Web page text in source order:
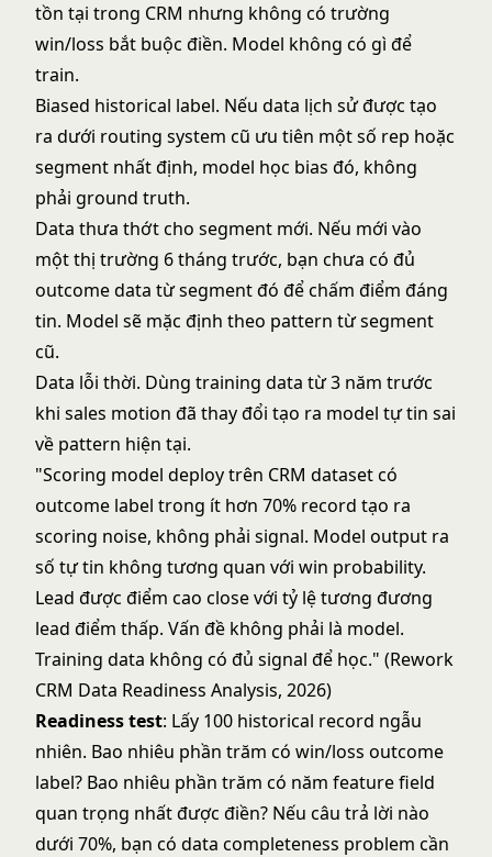
tồn tại trong CRM nhưng không có trường
win/loss bắt buộc điền. Model không có gì để
train.
Biased historical label. Nếu data lịch sử được tạo
ra dưới routing system cũ ưu tiên một số rep hoặc
segment nhất định, model học bias đó, không
phải ground truth.
Data thưa thớt cho segment mới. Nếu mới vào
một thị trường 6 tháng trước, bạn chưa có đủ
outcome data từ segment đó để chấm điểm đáng
tin. Model sẽ mặc định theo pattern từ segment
cũ.
Data lỗi thời. Dùng training data từ 3 năm trước
khi sales motion đã thay đổi tạo ra model tự tin sai
về pattern hiện tại.
"Scoring model deploy trên CRM dataset có
outcome label trong ít hơn 70% record tạo ra
scoring noise, không phải signal. Model output ra
số tự tin không tương quan với win probability.
Lead được điểm cao close với tỷ lệ tương đương
lead điểm thấp. Vấn đề không phải là model.
Training data không có đủ signal để học." (Rework
CRM Data Readiness Analysis, 2026)
Readiness test: Lấy 100 historical record ngẫu
nhiên. Bao nhiêu phần trăm có win/loss outcome
label? Bao nhiêu phần trăm có năm feature field
quan trọng nhất được điền? Nếu câu trả lời nào
dưới 70%, bạn có data completeness problem cần